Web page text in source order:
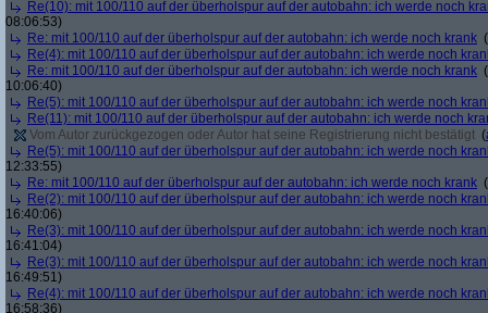
Re(10): mit 100/110 auf der überholspur auf der autobahn: ich werde noch
08:06:53)
Re: mit 100/110 auf der überholspur auf der autobahn: ich werde noch krank (
Re(4): mit 100/110 auf der überholspur auf der autobahn: ich werde noch
Re: mit 100/110 auf der überholspur auf der autobahn: ich werde noch krank (
10:06:40)
Re(5): mit 100/110 auf der überholspur auf der autobahn: ich werde noch
Re(11): mit 100/110 auf der überholspur auf der autobahn: ich werde noch
Vom Autor zurückgezogen oder Autor hat seine Registrierung nicht bestätigt (
Re(5): mit 100/110 auf der überholspur auf der autobahn: ich werde noch
12:33:55)
Re: mit 100/110 auf der überholspur auf der autobahn: ich werde noch krank (
Re(2): mit 100/110 auf der überholspur auf der autobahn: ich werde noch
16:40:06)
Re(3): mit 100/110 auf der überholspur auf der autobahn: ich werde noch
16:41:04)
Re(3): mit 100/110 auf der überholspur auf der autobahn: ich werde noch
16:49:51)
Re(4): mit 100/110 auf der überholspur auf der autobahn: ich werde noch
16:58:36)